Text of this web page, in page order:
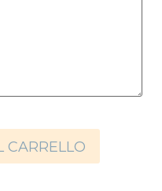
CARRELLO